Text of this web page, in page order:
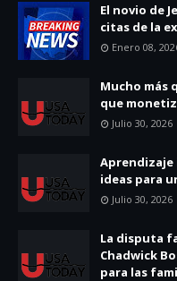
El novio de
citas de la
Enero 08,
Mucho más
que
Julio 30, 2026
ideas para
Julio 30, 2026
La disputa
Chadwick
para las